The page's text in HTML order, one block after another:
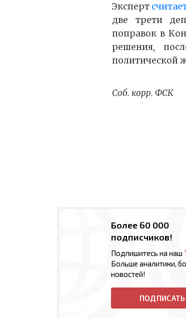
Эксперт
две трети
поправок в
решения,
политической
Соб. корр. ФСК
Более 60 000
подписчиков!
Подпишитесь на наш
Больше аналитики,
новостей!